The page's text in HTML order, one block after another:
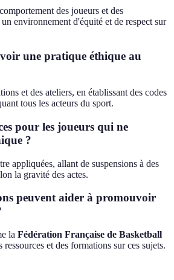
des joueurs et des
environnement d'équité et de respect sur
une pratique éthique au
et des ateliers, en établissant des codes
tous les acteurs du sport.
pour les joueurs qui ne
?
appliquées, allant de suspensions à des
la gravité des actes.
peuvent aider à promouvoir
la Fédération Française de Basketball
ressources et des formations sur ces sujets.